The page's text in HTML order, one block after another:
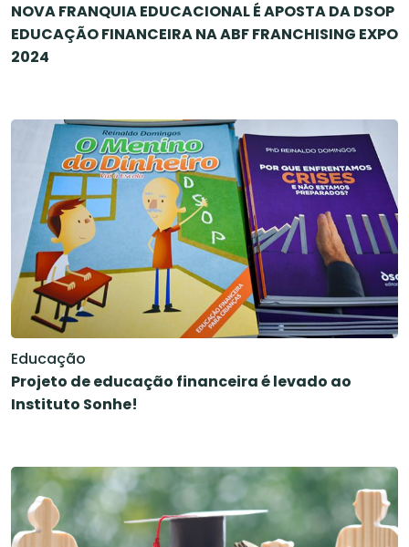
NOVA FRANQUIA EDUCACIONAL É APOSTA DA DSOP
EDUCAÇÃO FINANCEIRA NA ABF FRANCHISING EXPO
2024
Educação
Projeto de educação financeira é levado ao
Instituto Sonhe!